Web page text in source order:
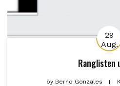
29
Aug.
Ranglisten
byBernd Gonzales